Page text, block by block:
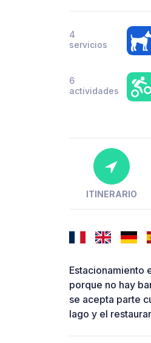
4
servicios
6
actividades
ITINERARIO
Estacionamiento
porque no hay
se acepta parte
lago y el